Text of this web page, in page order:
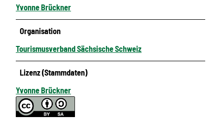
Yvonne Brückner
Organisation
Tourismusverband Sächsische Schweiz
Lizenz (Stammdaten)
Yvonne Brückner